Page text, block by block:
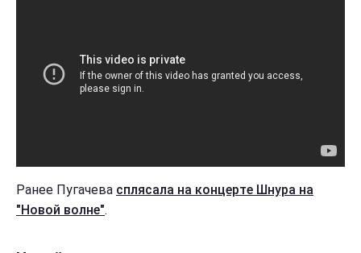
Ранее Пугачева сплясала на концерте Шнура на
"Новой волне".